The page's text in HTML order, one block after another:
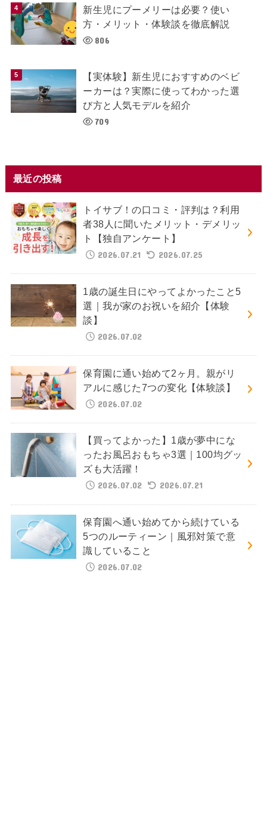
新生児にプーメリーは必要？使い
方・メリット・体験談を徹底解説
806
【実体験】新生児におすすめのベビ
ーカーは？実際に使ってわかった選
び方と人気モデルを紹介
709
最近の投稿
トイサブ！の口コミ・評判は？利用
者38人に聞いたメリット・デメリッ
ト【独自アンケート】
2026.07.21
2026.07.25
1歳の誕生日にやってよかったこと5
選｜我が家のお祝いを紹介【体験
談】
2026.07.02
保育園に通い始めて2ヶ月。親がリ
アルに感じた7つの変化【体験談】
2026.07.02
【買ってよかった】1歳が夢中にな
ったお風呂おもちゃ3選｜100均グッ
ズも大活躍！
2026.07.02
2026.07.21
保育園へ通い始めてから続けている
5つのルーティーン｜風邪対策で意
識していること
2026.07.02